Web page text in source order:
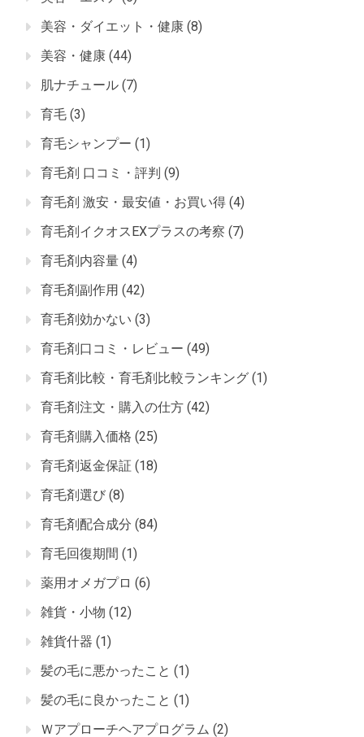
美容・ダイエット・健康 (8)
美容・健康 (44)
肌ナチュール (7)
育毛 (3)
育毛シャンプー (1)
育毛剤 口コミ・評判 (9)
育毛剤 激安・最安値・お買い得 (4)
育毛剤イクオスEXプラスの考察 (7)
育毛剤内容量 (4)
育毛剤副作用 (42)
育毛剤効かない (3)
育毛剤口コミ・レビュー (49)
育毛剤比較・育毛剤比較ランキング (1)
育毛剤注文・購入の仕方 (42)
育毛剤購入価格 (25)
育毛剤返金保証 (18)
育毛剤選び (8)
育毛剤配合成分 (84)
育毛回復期間 (1)
薬用オメガプロ (6)
雑貨・小物 (12)
雑貨什器 (1)
髪の毛に悪かったこと (1)
髪の毛に良かったこと (1)
Ｗアプローチヘアプログラム (2)